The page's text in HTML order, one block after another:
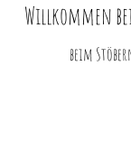
Willkommen
beim Stö